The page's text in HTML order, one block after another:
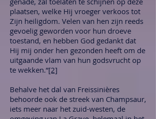
plaatsen, welke Hij vroeger verkoos tot
Zijn heiligdom. Velen van hen zijn reeds
gevoelig geworden voor hun droeve
toestand, en hebben God gedankt dat
Hij mij onder hen gezonden heeft om de
uitgaande vlam van hun godsvrucht op
te wekken.”[2]
Behalve het dal van Freissinières
behoorde ook de streek van Champsaur,
iets meer naar het zuid-westen, de